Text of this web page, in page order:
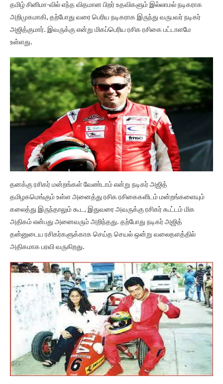
தமிழ் சினிமா-வில் எந்த விதமான பிறர் உதவிகளும் இல்லாமல் நடிகராக
அறிமுகமாகி, தற்போது வரை பெரிய நடிகராக இருந்து வருபவர் நடிகர்
அஜித்குமார். இவருக்கு என்று மிகப்பெரிய ரசிக ரசிகை பட்டாளமே
உள்ளது.
தனக்கு ரசிகர் மன்றங்கள் வேண்டாம் என்று நடிகர் அஜித்
தமிழகமெங்கும் உள்ள அனைத்து ரசிக ரசிகைகளிடம் மன்றங்களையும்
கலைத்து இருந்தாலும் கூட, இதுவரை அவருக்கு ரசிகர் கூட்டம் மிக
அதிகம் என்பது அனைவரும் அறிந்தது. தற்போது நடிகர் அஜித்
தன்னுடைய ரசிகர்களுக்காக செய்த செயல் ஒன்று வலைதளத்தில்
அதிகமாக பரவி வருகிறது.